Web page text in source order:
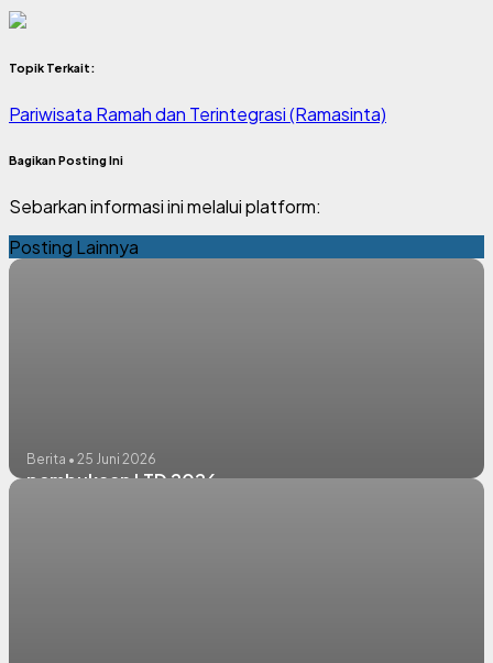
Topik Terkait:
Pariwisata Ramah dan Terintegrasi (Ramasinta)
Bagikan Posting Ini
Sebarkan informasi ini melalui platform:
Posting Lainnya
Berita • 25 Juni 2026
pembukaan LTD 2026